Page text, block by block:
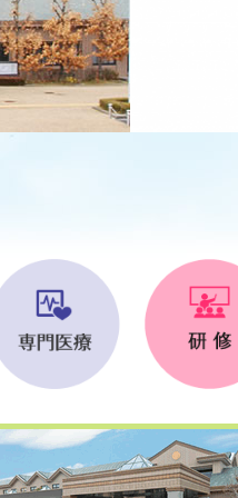
取り組み